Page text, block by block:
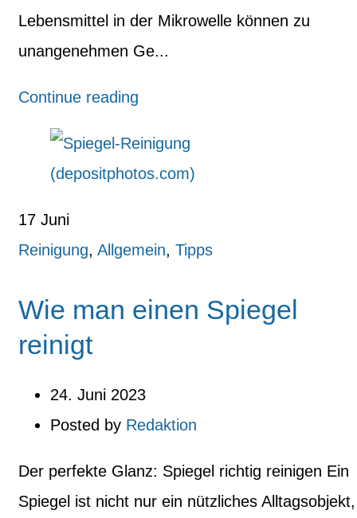
Lebensmittel in der Mikrowelle können zu
unangenehmen Ge...
Continue reading
17 Juni
Reinigung, Allgemein, Tipps
Wie man einen Spiegel
reinigt
24. Juni 2023
Posted by Redaktion
Der perfekte Glanz: Spiegel richtig reinigen Ein
Spiegel ist nicht nur ein nützliches Alltagsobjekt,